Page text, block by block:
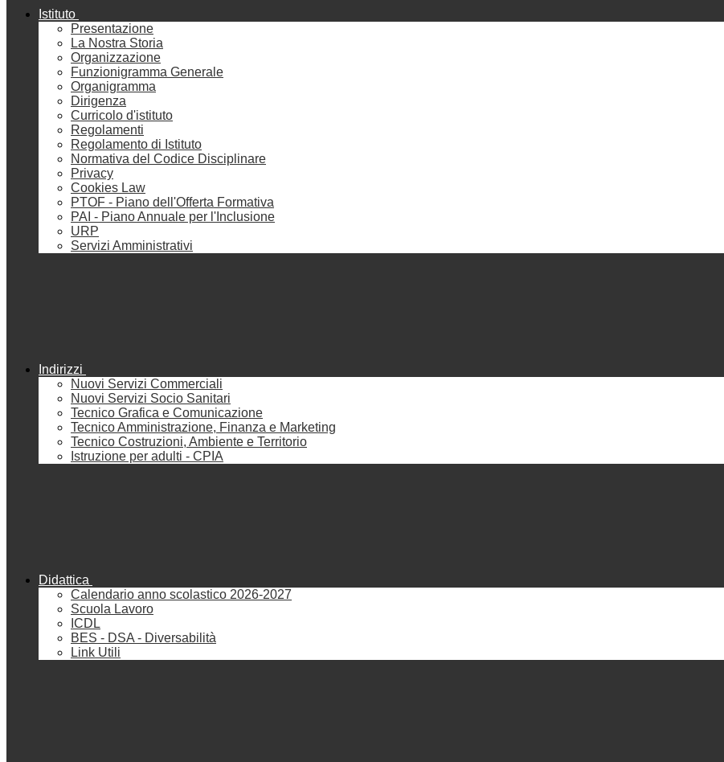
Istituto
Presentazione
La Nostra Storia
Organizzazione
Funzionigramma Generale
Organigramma
Dirigenza
Curricolo d'istituto
Regolamenti
Regolamento di Istituto
Normativa del Codice Disciplinare
Privacy
Cookies Law
PTOF - Piano dell'Offerta Formativa
PAI - Piano Annuale per l'Inclusione
URP
Servizi Amministrativi
Indirizzi
Nuovi Servizi Commerciali
Nuovi Servizi Socio Sanitari
Tecnico Grafica e Comunicazione
Tecnico Amministrazione, Finanza e Marketing
Tecnico Costruzioni, Ambiente e Territorio
Istruzione per adulti - CPIA
Didattica
Calendario anno scolastico 2026-2027
Scuola Lavoro
ICDL
BES - DSA - Diversabilità
Link Utili